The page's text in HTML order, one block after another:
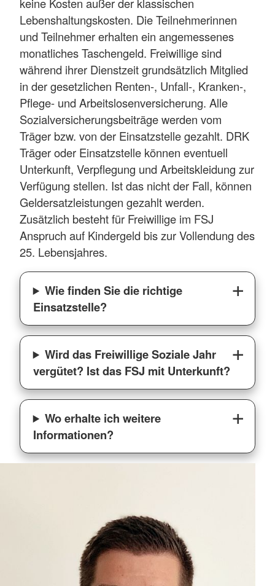
Lebenshaltungskosten. Die Teilnehmerinnen
und Teilnehmer erhalten ein angemessenes
monatliches Taschengeld. Freiwillige sind
während ihrer Dienstzeit grundsätzlich Mitglied
in der gesetzlichen Renten-, Unfall-, Kranken-,
Pflege- und Arbeitslosenversicherung. Alle
Sozialversicherungsbeiträge werden vom
Träger bzw. von der Einsatzstelle gezahlt. DRK
Träger oder Einsatzstelle können eventuell
Unterkunft, Verpflegung und Arbeitskleidung zur
Verfügung stellen. Ist das nicht der Fall, können
Geldersatzleistungen gezahlt werden.
Zusätzlich besteht für Freiwillige im FSJ
Anspruch auf Kindergeld bis zur Vollendung des
25. Lebensjahres.
Wie finden Sie die richtige
Einsatzstelle?
Wird das Freiwillige Soziale Jahr
vergütet? Ist das FSJ mit Unterkunft?
Wo erhalte ich weitere
Informationen?